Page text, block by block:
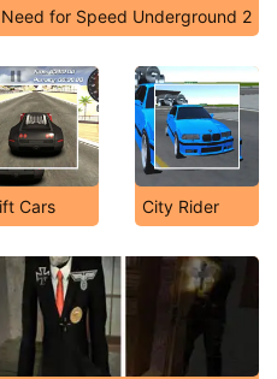
Need for Speed Underground 2
Cars City Rider